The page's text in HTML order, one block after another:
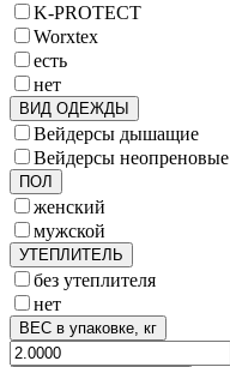
K-PROTECT
Worxtex
есть
нет
ВИД ОДЕЖДЫ
Вейдерсы дышащие
Вейдерсы неопреновые
ПОЛ
женский
мужской
УТЕПЛИТЕЛЬ
без утеплителя
нет
ВЕС в упаковке, кг